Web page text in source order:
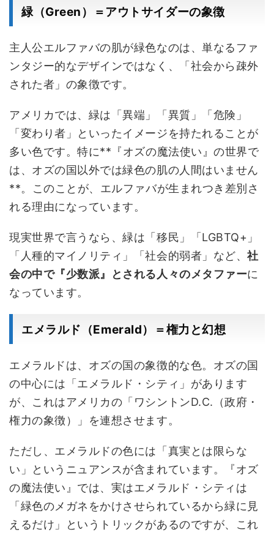
緑（Green）＝アウトサイダーの象徴
主人公エルファバの肌が緑色なのは、単なるファ
ンタジー的なデザインではなく、「社会から疎外
された者」の象徴です。
アメリカでは、緑は「異端」「異質」「危険」
「変わり者」といったイメージを持たれることが
多い色です。特に**『オズの魔法使い』の世界で
は、オズの国以外では緑色の肌の人間はいません
**。このことが、エルファバが生まれつき差別さ
れる理由になっています。
現実世界で言うなら、緑は「移民」「LGBTQ+」
「人種的マイノリティ」「社会的弱者」など、社
会の中で『少数派』とされる人々のメタファーに
なっています。
エメラルド（Emerald）＝権力と幻想
エメラルドは、オズの国の象徴的な色。オズの国
の中心には「エメラルド・シティ」があります
が、これはアメリカの「ワシントンD.C.（政府・
権力の象徴）」を連想させます。
ただし、エメラルドの色には「真実とは限らな
い」というニュアンスが含まれています。『オズ
の魔法使い』では、実はエメラルド・シティは
「緑色のメガネをかけさせられているから緑に見
えるだけ」というトリックがあるのですが、これ